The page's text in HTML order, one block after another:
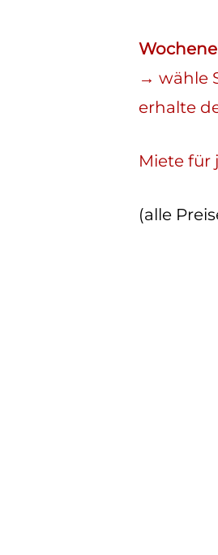
→ wähle
erhalte
Miete für
(alle